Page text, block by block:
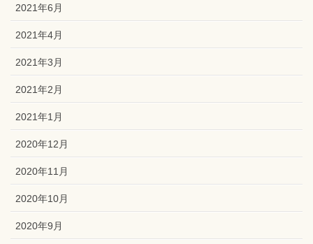
2021年6月
2021年4月
2021年3月
2021年2月
2021年1月
2020年12月
2020年11月
2020年10月
2020年9月